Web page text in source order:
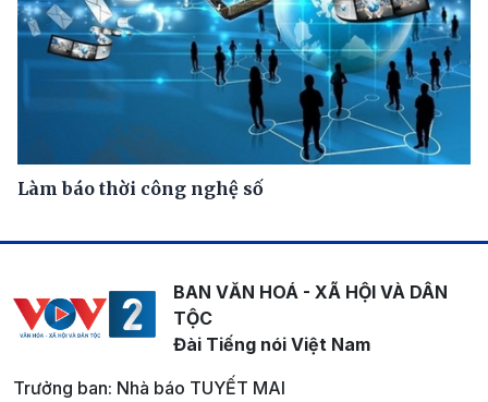
Làm báo thời công nghệ số
BAN VĂN HOÁ - XÃ HỘI VÀ DÂN
TỘC
Đài Tiếng nói Việt Nam
Trưởng ban: Nhà báo TUYẾT MAI